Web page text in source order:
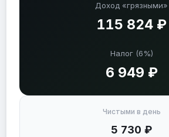
Доход «грязными»
115 824 ₽
Налог (6%)
6 949 ₽
Чистыми в день
5 730 ₽